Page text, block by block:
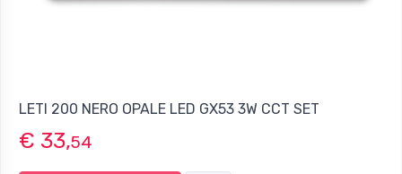
LETI 200 NERO OPALE LED GX53 3W CCT SET
€ 33,54